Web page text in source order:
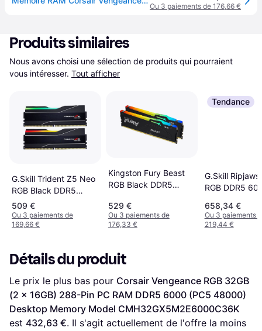
Ou 3 paiements de 176,66 €
Produits similaires
Nous avons choisi une sélection de produits qui pourraient
vous intéresser. Tout afficher
G.Skill Trident Z5 Neo
RGB Black DDR5
6000MHz 2x16GB
(F5-
6000J3038F16GX2-
509 €
Ou 3 paiements de
169,66 €
Kingston Fury Beast
RGB Black DDR5
ECC
(KF560C36BBE2AK2-
32)
529 €
Ou 3 paiements de
176,33 €
Tendance
G.Skill Ripjaws
RGB DDR5
RM5RW)
658,34 €
Ou 3 paiements
219,44 €
Détails du produit
Le prix le plus bas pour Corsair Vengeance RGB 32GB
(2 x 16GB) 288-Pin PC RAM DDR5 6000 (PC5 48000)
Desktop Memory Model CMH32GX5M2E6000C36K
est 432,63 €. Il s'agit actuellement de l'offre la moins